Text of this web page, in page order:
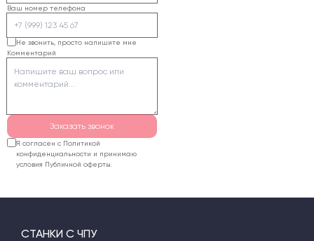
контрасту. На основе
этих данных компания
подберет модель и
опции, зафиксирует
поставку в договоре и
согласует обучение
Ваш номер телефона
Не звонить, просто напишите мне
Комментарий
Заказать звонок
Я согласен с Политикой
конфиденциальности и принимаю
условия Публичной оферты.
СТАНКИ С ЧПУ